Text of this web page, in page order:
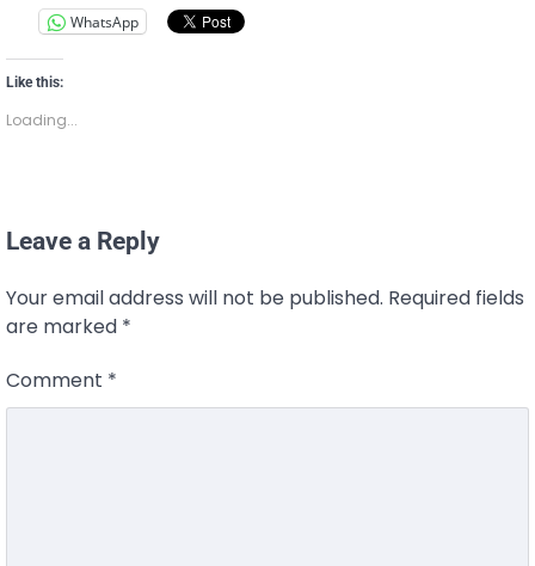
WhatsApp
Like this:
Loading...
Leave a Reply
Your email address will not be published. Required fields
are marked *
Comment *